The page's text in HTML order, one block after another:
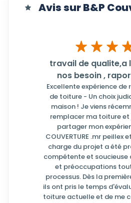
Avis sur B&P
travail de qualite,a
nos besoin ,
Excellente expérience
de toiture - Un choix
maison ! Je viens
remplacer ma toiture et
partager mon
COUVERTURE .mr peillex
charge du projet a été
compétente et soucieuse
et préoccupations
processus. Dès la
ils ont pris le temps
toiture actuelle et de me